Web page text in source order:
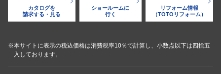
カタログを
請求する・見る
ショールームに
行く
リフォーム情報
（TOTOリフォーム）
※本サイトに表示の税込価格は消費税率10％で計算し、小数点以下は四捨五
入しております。